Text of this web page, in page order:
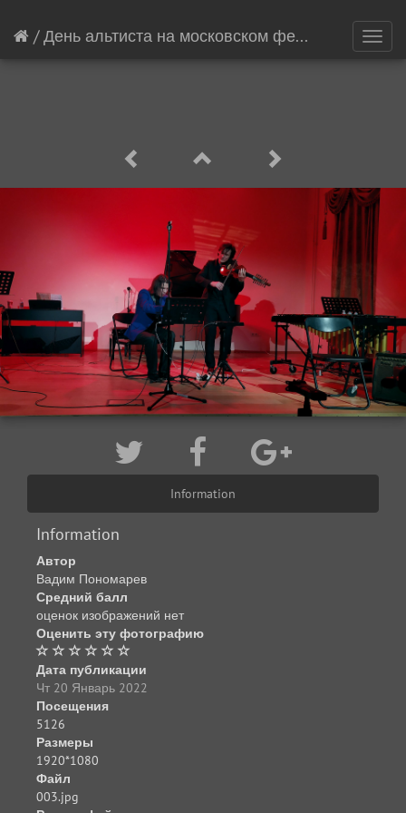
/День альтиста на московском фестивале Башмета
Information
Information
Автор
Вадим Пономарев
Средний балл
оценок изображений нет
Оценить эту фотографию
Дата публикации
Чт 20 Январь 2022
Посещения
5126
Размеры
1920*1080
Файл
003.jpg